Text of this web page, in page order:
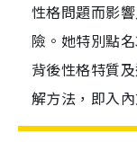
性格問題而影
險。她特別點
背後性格特質
解方法，即入